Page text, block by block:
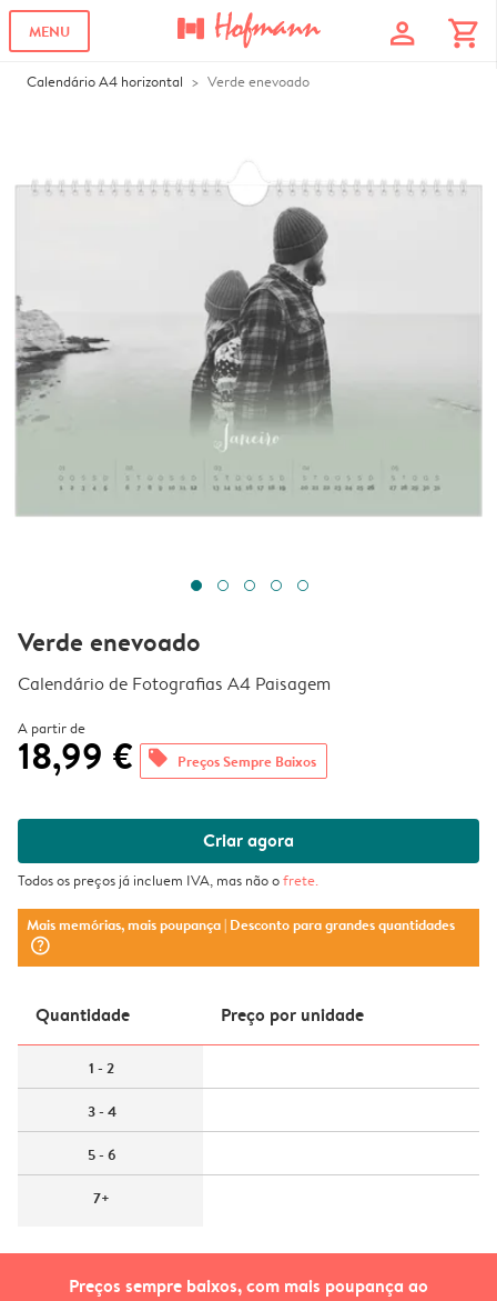
MENU profile shopping_cart
Calendário A4 horizontal Verde enevoado
Preços sempre baixos, com mais poupança ao
Verde enevoado
Calendário de Fotografias A4 Paisagem
A partir de
18,99 € offers Preços Sempre Baixos
Criar agora
Todos os preços já incluem IVA, mas não ofrete.
Mais memórias, mais poupança| Desconto para grandes quantidades
question_mark_circle
Quantidade Preço por unidade
1 - 2
3 - 4
5 - 6
7+